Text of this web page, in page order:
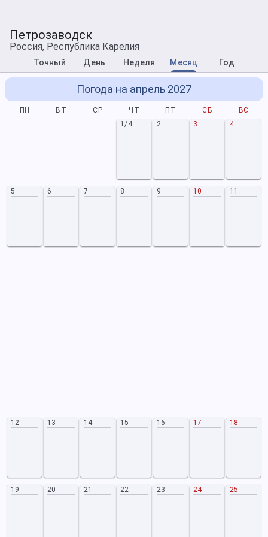
Петрозаводск
Россия, Республика Карелия
Точный День Неделя Месяц Год
Погода на апрель 2027
ПН ВТ СР ЧТ ПТ СБ
ВС
1/4
2 3 4
5 6 7 8 9 10 11
12 13 14 15 16 17 18
19 20 21 22 23 24 25